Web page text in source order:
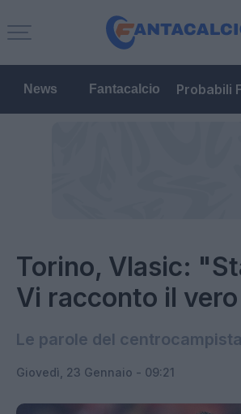
News Fantacalcio Probabili
Torino, Vlasic:
Vi racconto il
Le parole del
Giovedì, 23 Gennaio - 09:21